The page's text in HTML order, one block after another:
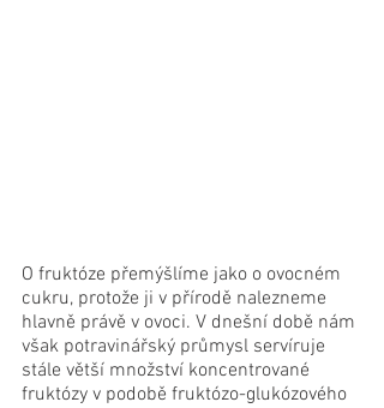
O fruktóze přemýšlíme jako o ovocném
cukru, protože ji v přírodě nalezneme
hlavně právě v ovoci. V dnešní době nám
však potravinářský průmysl servíruje
stále větší množství koncentrované
fruktózy v podobě fruktózo-glukózového